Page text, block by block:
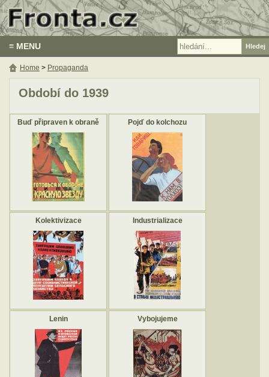
≡ MENU
Období do 1939
Buď připraven k obraně Pojď do kolchozu
Kolektivizace Industrializace
Lenin Vybojujeme
Home > Propaganda